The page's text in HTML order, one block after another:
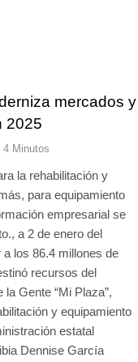
mercados y
2025
4 Minutos
la rehabilitación y
para equipamiento
empresarial se
a 2 de enero del
los 86.4 millones de
recursos del
Gente “Mi Plaza”,
y equipamiento
estatal
Dennise García